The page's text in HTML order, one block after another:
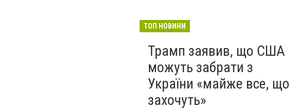
ТОП НОВИНИ
Трамп заявив, що США
можуть забрати з
України «майже все, що
захочуть»